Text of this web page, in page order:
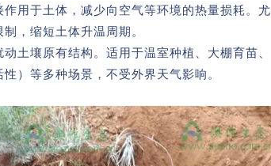
用于土体，减少向空气等环境的热量损耗。尤
，缩短土体升温周期。
土壤原有结构。适用于温室种植、大棚育苗、
）等多种场景，不受外界天气影响。